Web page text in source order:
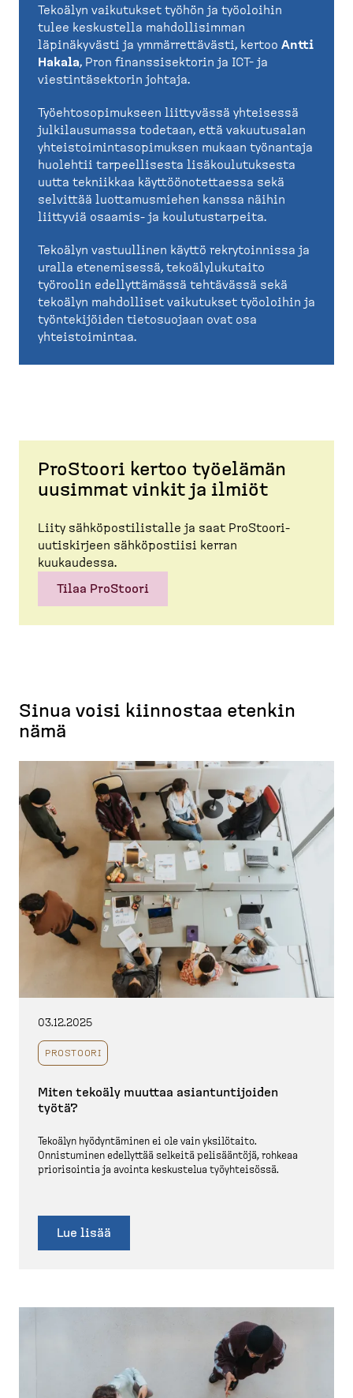
Tekoälyn vaikutukset työhön ja työoloihin
tulee keskustella mahdollisimman
läpinäkyvästi ja ymmärrettävästi, kertoo Antti
Hakala, Pron finanssisektorin ja ICT- ja
viestintäsektorin johtaja.
Työehtosopimukseen liittyvässä yhteisessä
julkilausumassa todetaan, että vakuutusalan
yhteistoimintasopimuksen mukaan työnantaja
huolehtii tarpeellisesta lisäkoulutuksesta
uutta tekniikkaa käyttöönotettaessa sekä
selvittää luottamusmiehen kanssa näihin
liittyviä osaamis- ja koulutustarpeita.
Tekoälyn vastuullinen käyttö rekrytoinnissa ja
uralla etenemisessä, tekoälylukutaito
työroolin edellyttämässä tehtävässä sekä
tekoälyn mahdolliset vaikutukset työoloihin ja
työntekijöiden tietosuojaan ovat osa
yhteistoimintaa.
ProStoori kertoo työelämän
uusimmat vinkit ja ilmiöt
Liity sähköpos­ti­listalle ja saat ProStoori-​
uutiskirjeen sähköpostiisi kerran
kuukaudessa.
Tilaa ProStoori
Sinua voisi kiinnostaa etenkin
nämä
03.12.2025
PROSTOORI
Miten tekoäly muuttaa asiantun­ti­joiden
työtä?
Tekoälyn hyödyn­täminen ei ole vain yksilötaito.
Onnistuminen edellyttää selkeitä pelisääntöjä, rohkeaa
priori­sointia ja avointa keskustelua työyhteisössä.
Lue lisää